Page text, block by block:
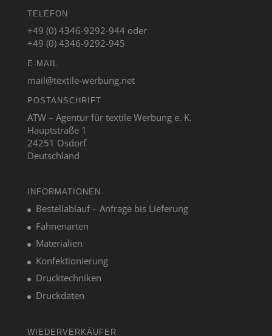
TELEFON
+49 (0) 4346-9292-944 oder
+49 (0) 4346-9292-945
E-MAIL
mail@textile-werbung.net
POSTANSCHRIFT
ATW – Agentur für textile Werbung e. K.
Hauptstraße 1
24251 Osdorf
Deutschland
INFORMATIONEN
Bestellablauf – Anfrage bis Lieferung
Fahnenarten
Materialien
Konfektionierung
Drucktechniken
Druckdaten
WIEDERVERKÄUFER